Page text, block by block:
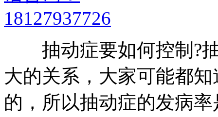
抽动症要如何控制?抽
大的关系，大家可能都知
的，所以抽动症的发病